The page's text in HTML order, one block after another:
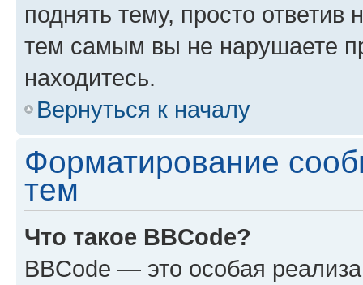
поднять тему, просто ответив
тем самым вы не нарушаете
находитесь.
Вернуться к началу
Форматирование
тем
Что такое BBCode?
BBCode — это особая